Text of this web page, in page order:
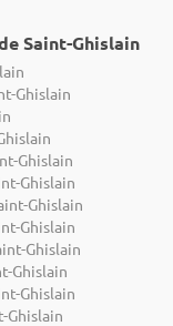
Saint-Ghislain
Ghislain
Ghislain
Ghislain
Ghislain
Ghislain
Ghislain
Ghislain
Ghislain
Ghislain